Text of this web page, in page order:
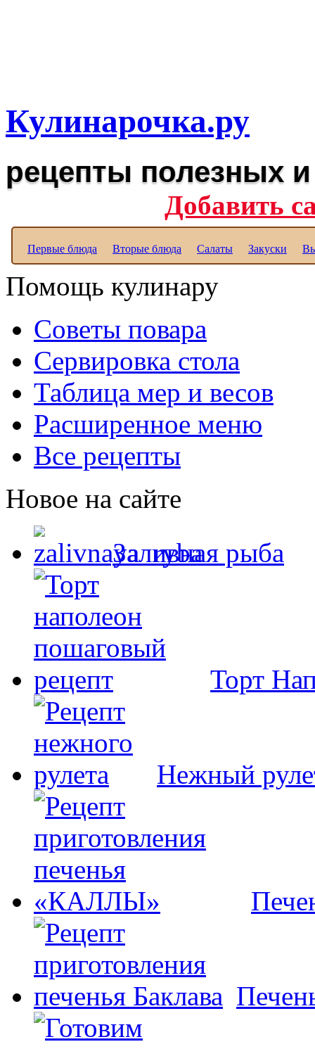
Кулинарочка.ру
рецепты полезных
Добавить
Первые блюда Вторые блюда Салаты Закуски
Помощь кулинару
Советы повара
Сервировка стола
Таблица мер и весов
Расширенное меню
Все рецепты
Новое на сайте
Заливная рыба
Торт
Нежный